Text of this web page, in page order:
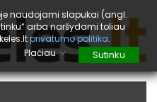
naudojami slapukai (angl.
arba naršydami toliau
privatumo politika.
Plačiau
Sutinku